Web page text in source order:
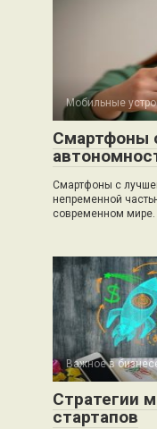
Мобильные
Смартфоны
Смартфоны с
непременной
современном мире.
Важное в
Стратегии
стартапов